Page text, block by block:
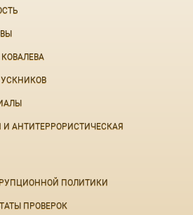
АНТИТЕРРОРИСТИЧЕСКАЯ
ПОЛИТИКИ
ПРОВЕРОК